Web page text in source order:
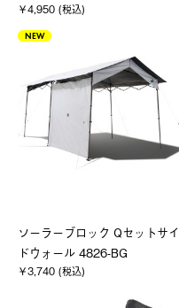
￥4,950 (税込)
NEW
ソーラーブロック Qセットサイ
ドウォール 4826-BG
￥3,740 (税込)